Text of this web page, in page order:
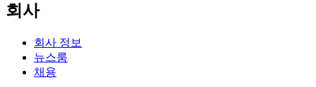
회사
회사 정보
뉴스룸
채용